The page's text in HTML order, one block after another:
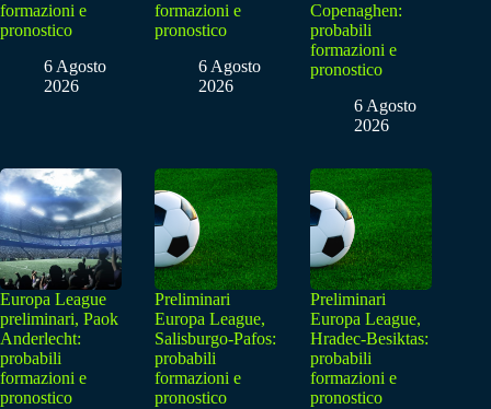
formazioni e
pronostico
6 Agosto
2026
formazioni e
pronostico
6 Agosto
2026
Copenaghen:
probabili
formazioni e
pronostico
6 Agosto
2026
Europa League
preliminari, Paok
Anderlecht:
probabili
formazioni e
pronostico
Preliminari
Europa League,
Salisburgo-Pafos:
probabili
formazioni e
pronostico
Preliminari
Europa League,
Hradec-Besiktas:
probabili
formazioni e
pronostico